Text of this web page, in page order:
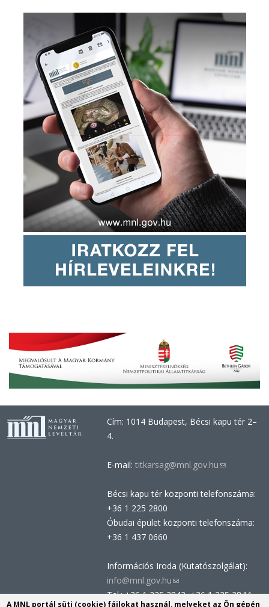
Cím: 1014 Budapest, Bécsi kapu tér 2–
4.
E-mail: titkarsag@mnl.gov.hu(link
e-
Bécsi kapu tér központi telefonszáma:
+36 1 225 2800
Óbudai épület központi telefonszáma:
+36 1 437 0660
Információs Iroda (Kutatószolgálat):
info@mnl.gov.hu(link
sends
Tel.: +36 1 225 2843, +36 1 225 2844
A MNL portál süti (cookie) fájlokat használ, melyeket az Ön gépén